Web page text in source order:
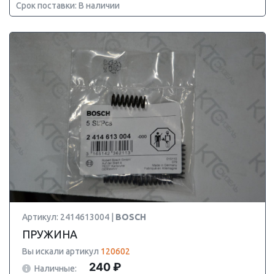
Срок поставки: В наличии
Артикул: 2414613004 | BOSCH
ПРУЖИНА
Вы искали артикул 120602
Наличные:
240 ₽